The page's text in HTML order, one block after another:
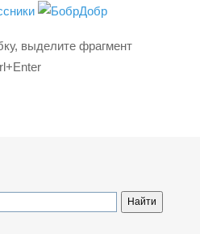
выделите фрагмент